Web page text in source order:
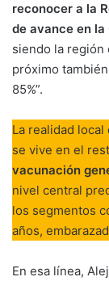
reconocer a la
de avance en la
siendo la región
próximo
85%”.
La realidad
se vive en el
vacunación
nivel central
los segmentos
años,
En esa línea,